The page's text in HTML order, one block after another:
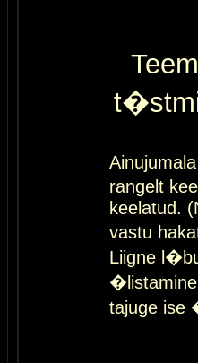
rangelt
keelatud.
vastu
Liigne
tajuge ise